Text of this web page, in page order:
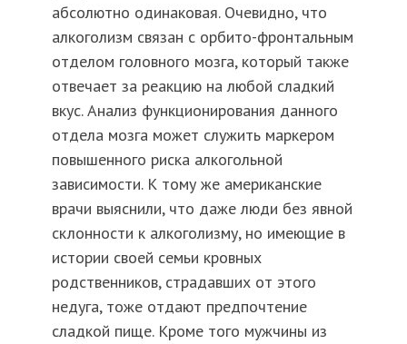
абсолютно одинаковая. Очевидно, что
алкоголизм связан с орбито-фронтальным
отделом головного мозга, который также
отвечает за реакцию на любой сладкий
вкус. Анализ функционирования данного
отдела мозга может служить маркером
повышенного риска алкогольной
зависимости. К тому же американские
врачи выяснили, что даже люди без явной
склонности к алкоголизму, но имеющие в
истории своей семьи кровных
родственников, страдавших от этого
недуга, тоже отдают предпочтение
сладкой пище. Кроме того мужчины из